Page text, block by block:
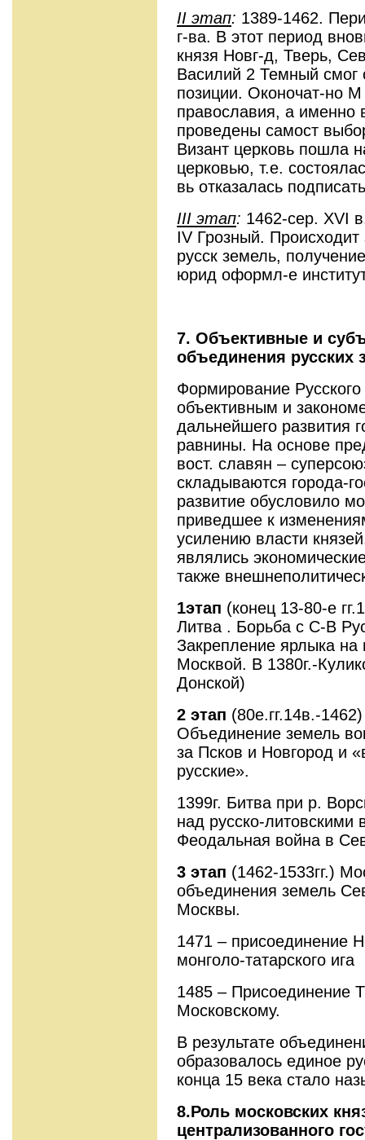
II этап: 1389-1462.
г-ва. В этот период
князя Новг-д, Тверь,
Василий 2 Темный смог
позиции. Оконочат-но
православия, а именно
проведены самост
Визант церковь пошла
церковью, т.е.
вь отказалась
III этап: 1462-сер. XVI
IV Грозный.
русск земель,
юрид оформл-е
7. Объективные и
объединения русских
Формирование
объективным и
дальнейшего развития
равнины. На основе
вост. славян –
складываются города-
развитие обусловило
приведшее к
усилению власти
являлись
также
1этап (конец 13-80-е
Литва . Борьба с С-В
Закрепление ярлыка на
Москвой. В 1380г.-
Донской)
2 этап (80е.гг.14в.-
Объединение земель
за Псков и Новгород и
русские».
1399г. Битва при р.
над русско-литовскими
Феодальная война в
3 этап (1462-1533гг.)
объединения земель
Москвы.
1471 – присоединение
монголо-татарского ига
1485 – Присоединение
Московскому.
В результате
образовалось единое
конца 15 века стало
8.Роль московских
централизованного